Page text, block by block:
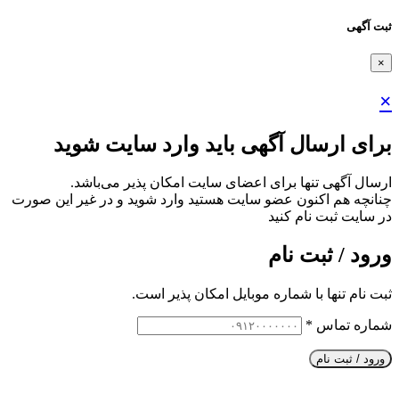
ثبت آگهی
×
×
برای ارسال آگهی باید وارد سایت شوید
ارسال آگهی تنها برای اعضای سایت امکان پذیر می‌باشد.
چنانچه هم‌ اکنون عضو سایت هستید وارد شوید و در غیر این صورت
در سایت ثبت نام کنید
ورود / ثبت نام
ثبت نام تنها با شماره موبایل امکان پذیر است.
شماره تماس *
ورود / ثبت نام